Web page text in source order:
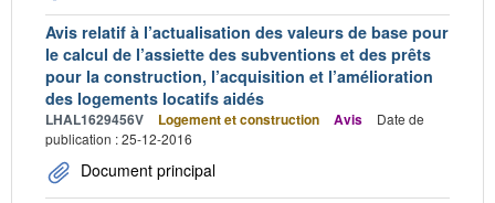
Avis relatif à l’actualisation des valeurs de base pour
le calcul de l’assiette des subventions et des prêts
pour la construction, l’acquisition et l’amélioration
des logements locatifs aidés
LHAL1629456V Logement et construction Avis
Date de
publication : 25-12-2016
Document principal